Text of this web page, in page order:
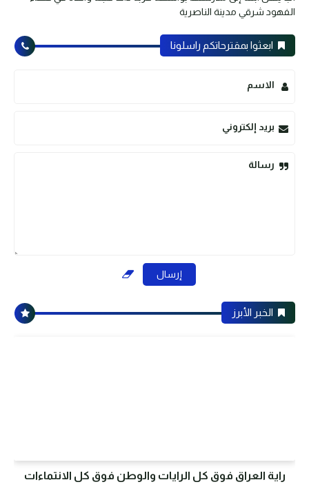
الفهود شرقي مدينة الناصرية
ابعثوا بمقترحاتكم راسلونا
الاسم
بريد إلكتروني
رسالة
الخبر الأبرز
راية العراق فوق كل الرايات والوطن فوق كل الانتماءات